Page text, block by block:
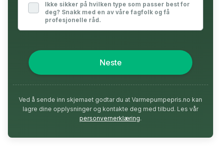
Ikke sikker på hvilken type som passer best for
deg? Snakk med en av våre fagfolk og få
profesjonelle råd.
Neste
Ved å sende inn skjemaet godtar du at Varmepumpepris.no kan
lagre dine opplysninger og kontakte deg med tilbud. Les vår
personvernerklæring.